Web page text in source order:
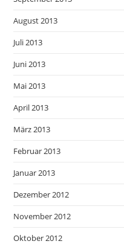
August 2013
Juli 2013
Juni 2013
Mai 2013
April 2013
März 2013
Februar 2013
Januar 2013
Dezember 2012
November 2012
Oktober 2012